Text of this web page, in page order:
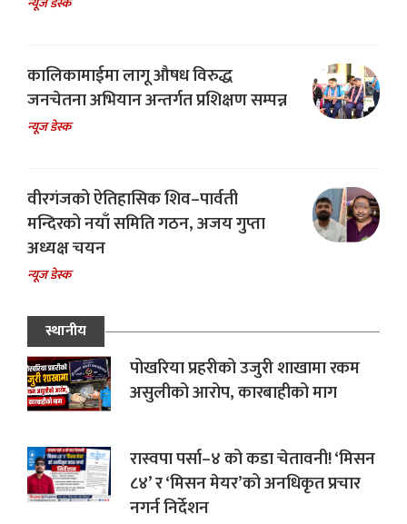
कालिकामाईमा लागू औषध विरुद्ध
जनचेतना अभियान अन्तर्गत प्रशिक्षण सम्पन्न
न्यूज डेस्क
वीरगंजको ऐतिहासिक शिव–पार्वती
मन्दिरको नयाँ समिति गठन, अजय गुप्ता
अध्यक्ष चयन
न्यूज डेस्क
स्थानीय
पोखरिया प्रहरीको उजुरी शाखामा रकम
असुलीको आरोप, कारबाहीको माग
रास्वपा पर्सा–४ को कडा चेतावनी! ‘मिसन
८४’ र ‘मिसन मेयर’को अनधिकृत प्रचार
नगर्न निर्देशन